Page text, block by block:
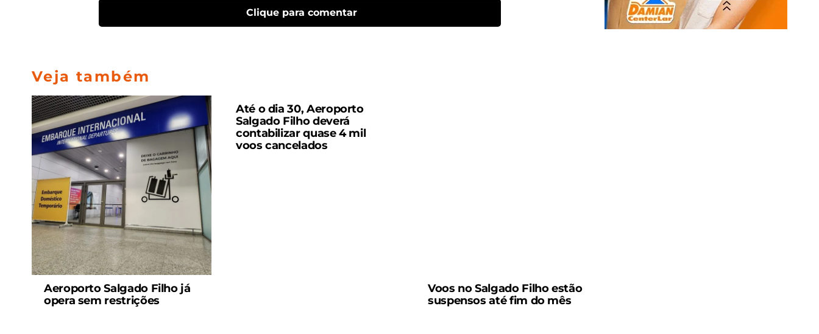
Clique para comentar
Veja também
Aeroporto Salgado Filho já
opera sem restrições
Até o dia 30, Aeroporto
Salgado Filho deverá
contabilizar quase 4 mil
voos cancelados
Voos no Salgado Filho estão
suspensos até fim do mês